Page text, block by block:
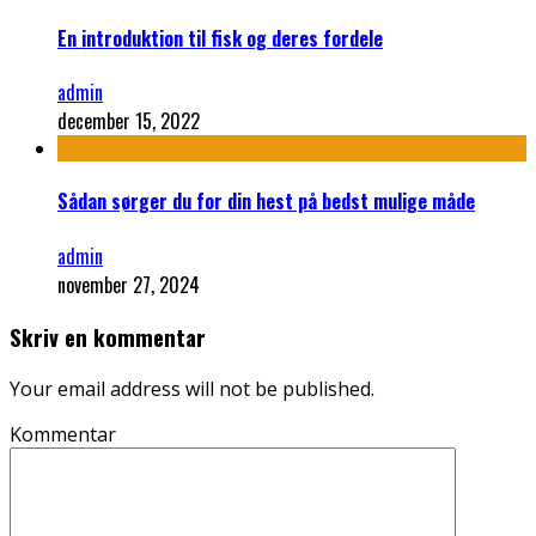
En introduktion til fisk og deres fordele
admin
december 15, 2022
Sådan sørger du for din hest på bedst mulige måde
admin
november 27, 2024
Skriv en kommentar
Your email address will not be published.
Kommentar